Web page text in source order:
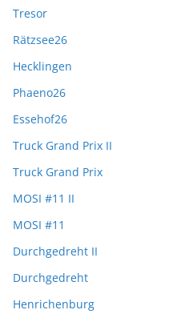
Tresor
Rätzsee26
Hecklingen
Phaeno26
Essehof26
Truck Grand Prix II
Truck Grand Prix
MOSI #11 II
MOSI #11
Durchgedreht II
Durchgedreht
Henrichenburg